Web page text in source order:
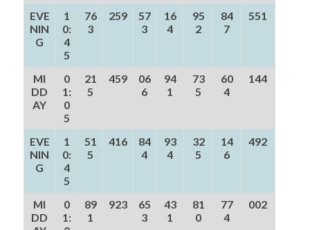
EVE
NIN
G
1
0:
4
5
76
3
259
57
3
16
4
95
2
84
7
551
MI
DD
AY
0
1:
0
5
21
5
459
06
6
94
1
73
5
60
4
144
EVE
NIN
G
1
0:
4
5
51
5
416
84
4
93
4
32
5
14
6
492
MI
DD
0
1:
89
1
923
65
3
43
1
81
0
77
4
002